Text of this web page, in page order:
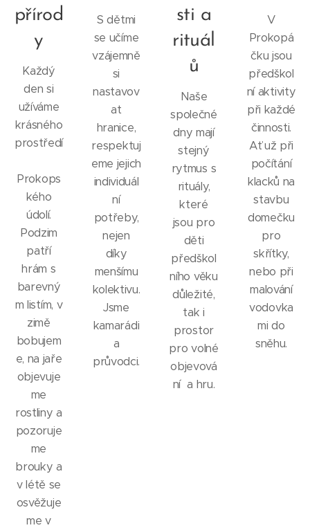
přírod
y
Každý
den si
užíváme
krásného
prostředí
Prokops
kého
údolí.
Podzim
patří
hrám s
barevný
m listím, v
zimě
bobujem
e, na jaře
objevuje
me
rostliny a
pozoruje
me
brouky a
v létě se
osvěžuje
me v
S dětmi
se učíme
vzájemně
si
nastavov
at
hranice,
respektuj
eme jejich
individuál
ní
potřeby,
nejen
díky
menšímu
kolektivu.
Jsme
kamarádi
a
průvodci.
sti a
rituál
ů
Naše
společné
dny mají
stejný
rytmus s
rituály,
které
jsou pro
děti
předškol
ního věku
důležité,
tak i
prostor
pro volné
objevová
ní a hru.
V
Prokopá
čku jsou
předškol
ní aktivity
při každé
činnosti.
Ať už při
počítání
klacků na
stavbu
domečku
pro
skřítky,
nebo při
malování
vodovka
mi do
sněhu.